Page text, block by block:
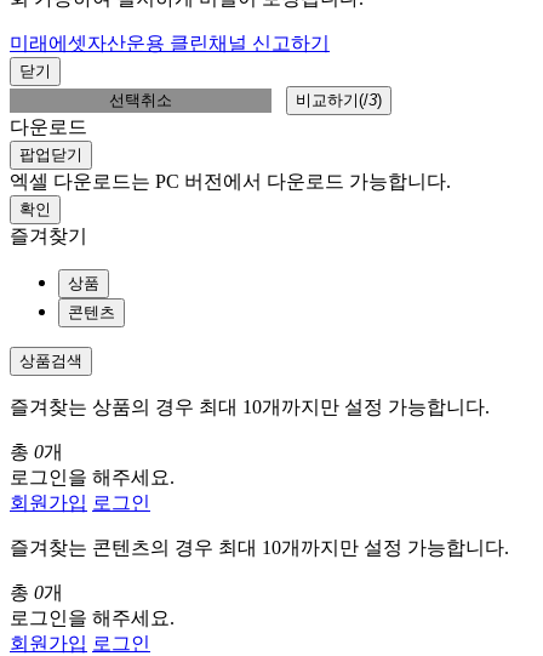
미래에셋자산운용 클린채널 신고하기
닫기
선택취소
비교하기(/3)
다운로드
팝업닫기
엑셀 다운로드는 PC 버전에서 다운로드 가능합니다.
확인
즐겨찾기
상품
콘텐츠
상품검색
즐겨찾는 상품의 경우 최대 10개까지만 설정 가능합니다.
총 0개
로그인을 해주세요.
회원가입 로그인
즐겨찾는 콘텐츠의 경우 최대 10개까지만 설정 가능합니다.
총 0개
로그인을 해주세요.
회원가입 로그인